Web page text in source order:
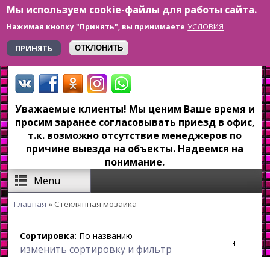
Мы используем cookie-файлы для работы сайта.
Нажимая кнопку "Принять", вы принимаете УСЛОВИЯ
ПРИНЯТЬ
ОТКЛОНИТЬ
Перейти к основному содержанию
+7 923 179-6-279
Уважаемые клиенты! Мы ценим Ваше время и
просим заранее согласовывать приезд в офис,
т.к. возможно отсутствие менеджеров по
причине выезда на объекты. Надеемся на
понимание.
Menu
Главная » Стеклянная мозаика
Сортировка: По названию
изменить сортировку и фильтр